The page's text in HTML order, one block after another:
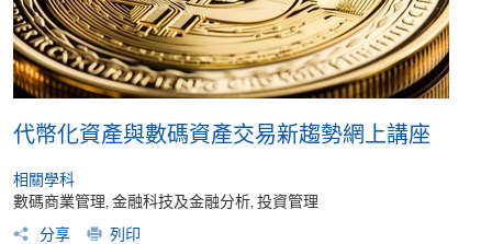
代幣化資產與數碼資產交易新趨勢網上講座
相關學科
數碼商業管理, 金融科技及金融分析, 投資管理
分享
列印